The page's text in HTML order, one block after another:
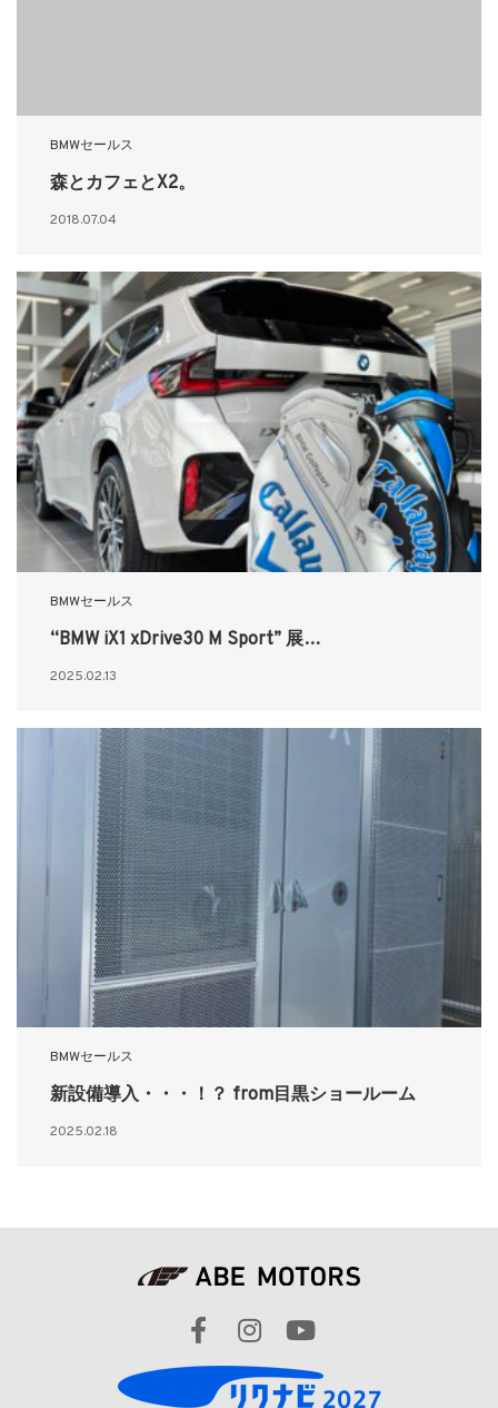
BMWセールス
森とカフェとX2。
2018.07.04
BMWセールス
“BMW iX1 xDrive30 M Sport” 展…
2025.02.13
BMWセールス
新設備導入・・・！？ from目黒ショールーム
2025.02.18